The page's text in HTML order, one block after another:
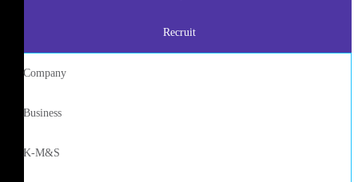
Recruit
Company
Business
K-M&S